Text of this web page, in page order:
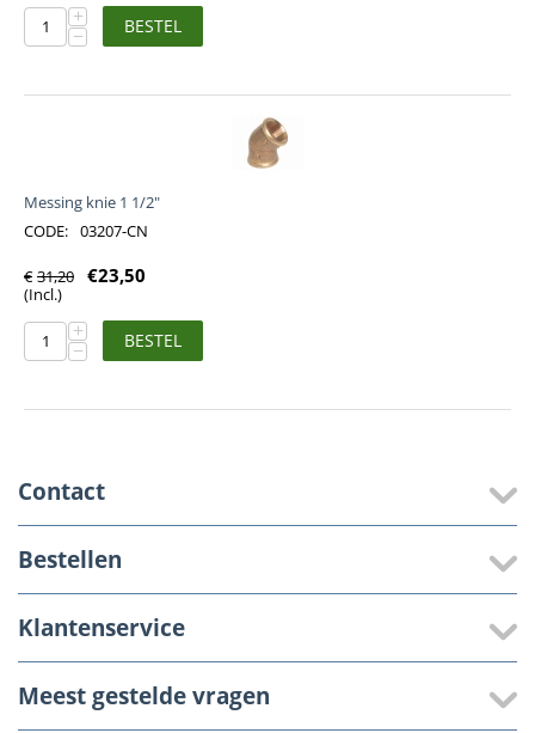
+
− BESTEL
Messing knie 1 1/2"
CODE: 03207-CN
€ 31,20 €23,50
(Incl.)
+
− BESTEL
Contact
Bestellen
Klantenservice
Meest gestelde vragen